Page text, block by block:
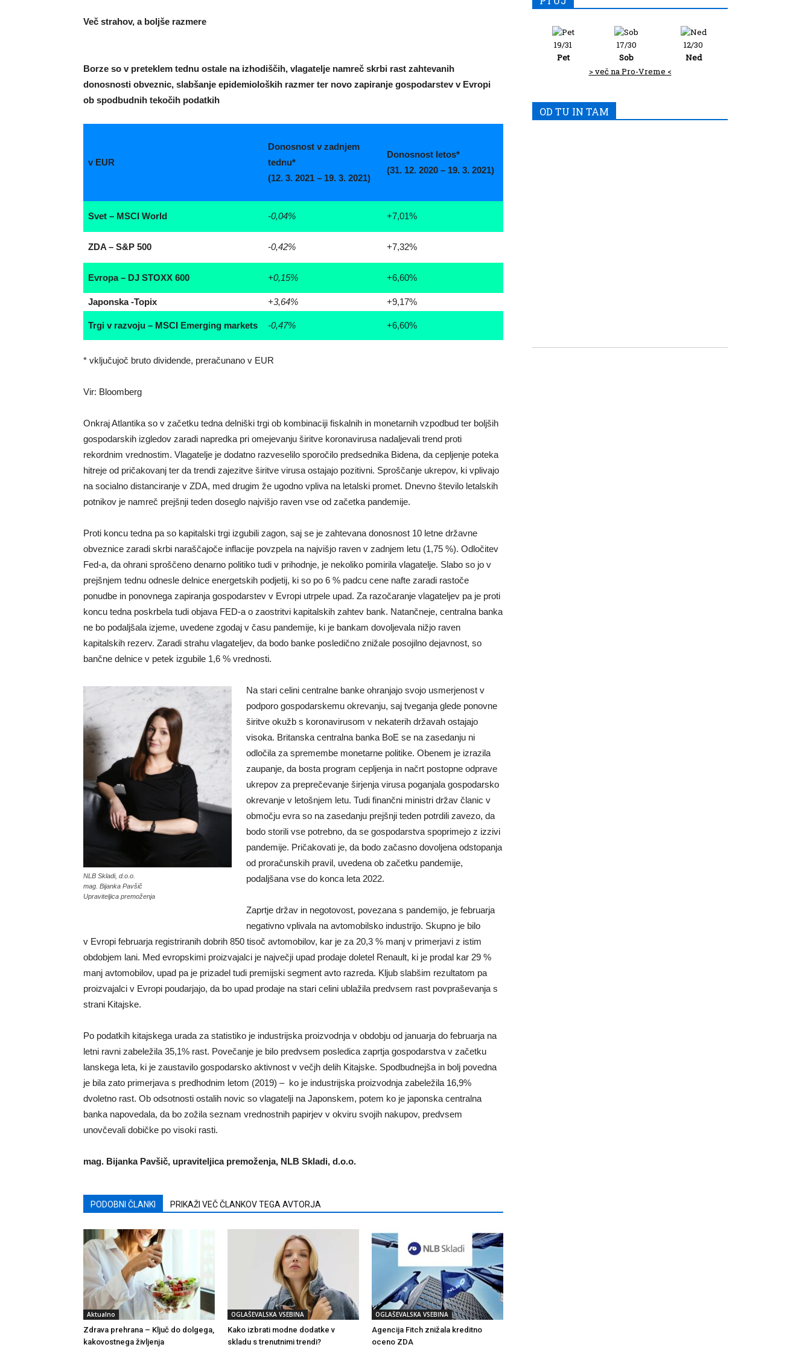
Več strahov, a boljše razmere
Borze so v preteklem tednu ostale na izhodiščih, vlagatelje namreč skrbi rast zahtevanih
donosnosti obveznic, slabšanje epidemioloških razmer ter novo zapiranje gospodarstev v Evropi
ob spodbudnih tekočih podatkih
v EUR
Donosnost v zadnjem
tednu*
(12. 3. 2021 – 19. 3. 2021)
Donosnost letos*
(31. 12. 2020 – 19. 3. 2021)
Svet – MSCI World -0,04% +7,01%
ZDA – S&P 500 -0,42% +7,32%
Evropa – DJ STOXX 600 +0,15% +6,60%
Japonska -Topix +3,64% +9,17%
Trgi v razvoju – MSCI Emerging markets -0,47% +6,60%
* vključujoč bruto dividende, preračunano v EUR
Vir: Bloomberg
Onkraj Atlantika so v začetku tedna delniški trgi ob kombinaciji fiskalnih in monetarnih vzpodbud ter boljših
gospodarskih izgledov zaradi napredka pri omejevanju širitve koronavirusa nadaljevali trend proti
rekordnim vrednostim. Vlagatelje je dodatno razveselilo sporočilo predsednika Bidena, da cepljenje poteka
hitreje od pričakovanj ter da trendi zajezitve širitve virusa ostajajo pozitivni. Sproščanje ukrepov, ki vplivajo
na socialno distanciranje v ZDA, med drugim že ugodno vpliva na letalski promet. Dnevno število letalskih
potnikov je namreč prejšnji teden doseglo najvišjo raven vse od začetka pandemije.
Proti koncu tedna pa so kapitalski trgi izgubili zagon, saj se je zahtevana donosnost 10 letne državne
obveznice zaradi skrbi naraščajoče inflacije povzpela na najvišjo raven v zadnjem letu (1,75 %). Odločitev
Fed-a, da ohrani sproščeno denarno politiko tudi v prihodnje, je nekoliko pomirila vlagatelje. Slabo so jo v
prejšnjem tednu odnesle delnice energetskih podjetij, ki so po 6 % padcu cene nafte zaradi rastoče
ponudbe in ponovnega zapiranja gospodarstev v Evropi utrpele upad. Za razočaranje vlagateljev pa je proti
koncu tedna poskrbela tudi objava FED-a o zaostritvi kapitalskih zahtev bank. Natančneje, centralna banka
ne bo podaljšala izjeme, uvedene zgodaj v času pandemije, ki je bankam dovoljevala nižjo raven
kapitalskih rezerv. Zaradi strahu vlagateljev, da bodo banke posledično znižale posojilno dejavnost, so
bančne delnice v petek izgubile 1,6 % vrednosti.
NLB Skladi, d.o.o.
mag. Bijanka Pavšič
Upraviteljica premoženja
Na stari celini centralne banke ohranjajo svojo usmerjenost v
podporo gospodarskemu okrevanju, saj tveganja glede ponovne
širitve okužb s koronavirusom v nekaterih državah ostajajo
visoka. Britanska centralna banka BoE se na zasedanju ni
odločila za spremembe monetarne politike. Obenem je izrazila
zaupanje, da bosta program cepljenja in načrt postopne odprave
ukrepov za preprečevanje širjenja virusa poganjala gospodarsko
okrevanje v letošnjem letu. Tudi finančni ministri držav članic v
območju evra so na zasedanju prejšnji teden potrdili zavezo, da
bodo storili vse potrebno, da se gospodarstva spoprimejo z izzivi
pandemije. Pričakovati je, da bodo začasno dovoljena odstopanja
od proračunskih pravil, uvedena ob začetku pandemije,
podaljšana vse do konca leta 2022.
Zaprtje držav in negotovost, povezana s pandemijo, je februarja
negativno vplivala na avtomobilsko industrijo. Skupno je bilo
v Evropi februarja registriranih dobrih 850 tisoč avtomobilov, kar je za 20,3 % manj v primerjavi z istim
obdobjem lani. Med evropskimi proizvajalci je največji upad prodaje doletel Renault, ki je prodal kar 29 %
manj avtomobilov, upad pa je prizadel tudi premijski segment avto razreda. Kljub slabšim rezultatom pa
proizvajalci v Evropi poudarjajo, da bo upad prodaje na stari celini ublažila predvsem rast povpraševanja s
strani Kitajske.
Po podatkih kitajskega urada za statistiko je industrijska proizvodnja v obdobju od januarja do februarja na
letni ravni zabeležila 35,1% rast. Povečanje je bilo predvsem posledica zaprtja gospodarstva v začetku
lanskega leta, ki je zaustavilo gospodarsko aktivnost v večjh delih Kitajske. Spodbudnejša in bolj povedna
je bila zato primerjava s predhodnim letom (2019) – ko je industrijska proizvodnja zabeležila 16,9%
dvoletno rast. Ob odsotnosti ostalih novic so vlagatelji na Japonskem, potem ko je japonska centralna
banka napovedala, da bo zožila seznam vrednostnih papirjev v okviru svojih nakupov, predvsem
unovčevali dobičke po visoki rasti.
mag. Bijanka Pavšič, upraviteljica premoženja, NLB Skladi, d.o.o.
PODOBNI ČLANKI PRIKAŽI VEČ ČLANKOV TEGA AVTORJA
Aktualno
Zdrava prehrana – Ključ do dolgega,
kakovostnega življenja
OGLAŠEVALSKA VSEBINA
Kako izbrati modne dodatke v
skladu s trenutnimi trendi?
OGLAŠEVALSKA VSEBINA
Agencija Fitch znižala kreditno
oceno ZDA
19/31
Pet
17/30
Sob
12/30
Ned
> več na Pro-Vreme <
OD TU IN TAM